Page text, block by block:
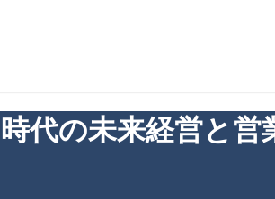
代の未来経営と営